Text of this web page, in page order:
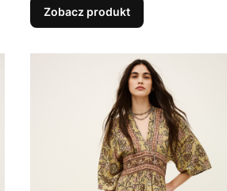
Zobacz produkt